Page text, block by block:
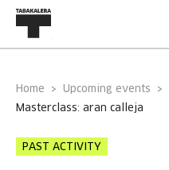
Home Upcoming events
masterclass: aran calleja
PAST ACTIVITY